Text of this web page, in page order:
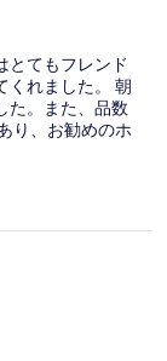
とてもフレンド
くれました。 朝
た。また、品数
り、お勧めのホ